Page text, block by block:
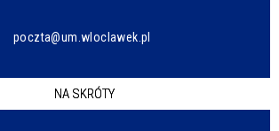
poczta@um.wloclawek.pl
NA SKRÓTY